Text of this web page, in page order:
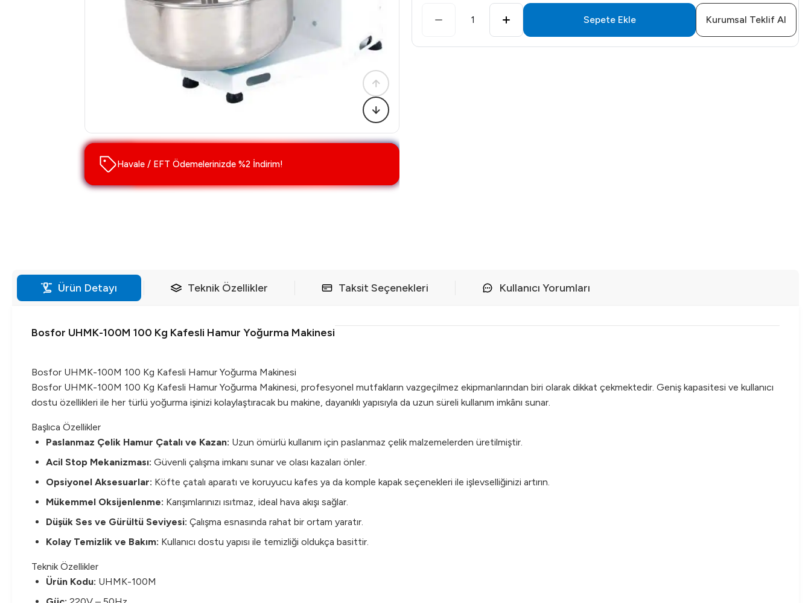
Havale / EFT Ödemelerinizde %2 İndirim!
1 Sepete Ekle Kurumsal Teklif Al
Ürün Detayı Teknik Özellikler Taksit Seçenekleri Kullanıcı Yorumları
Bosfor UHMK-100M 100 Kg Kafesli Hamur Yoğurma Makinesi
Bosfor UHMK-100M 100 Kg Kafesli Hamur Yoğurma Makinesi
Bosfor UHMK-100M 100 Kg Kafesli Hamur Yoğurma Makinesi, profesyonel mutfakların vazgeçilmez ekipmanlarından biri olarak dikkat çekmektedir. Geniş kapasitesi ve kullanıcı
dostu özellikleri ile her türlü yoğurma işinizi kolaylaştıracak bu makine, dayanıklı yapısıyla da uzun süreli kullanım imkânı sunar.
Başlıca Özellikler
Paslanmaz Çelik Hamur Çatalı ve Kazan: Uzun ömürlü kullanım için paslanmaz çelik malzemelerden üretilmiştir.
Acil Stop Mekanizması: Güvenli çalışma imkanı sunar ve olası kazaları önler.
Opsiyonel Aksesuarlar: Köfte çatalı aparatı ve koruyucu kafes ya da komple kapak seçenekleri ile işlevselliğinizi artırın.
Mükemmel Oksijenlenme: Karışımlarınızı ısıtmaz, ideal hava akışı sağlar.
Düşük Ses ve Gürültü Seviyesi: Çalışma esnasında rahat bir ortam yaratır.
Kolay Temizlik ve Bakım: Kullanıcı dostu yapısı ile temizliği oldukça basittir.
Teknik Özellikler
Ürün Kodu: UHMK-100M